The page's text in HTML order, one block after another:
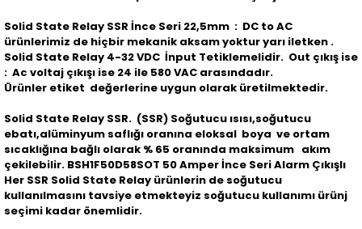
Solid State Relay SSR İnce Seri 22,5mm : DC to AC
ürünlerimiz de hiçbir mekanik aksam yoktur yarı iletken .
Solid State Relay 4-32 VDC İnput Tetiklemelidir. Out çıkış ise
: Ac voltaj çıkışı ise 24 ile 580 VAC arasındadır.
Ürünler etiket değerlerine uygun olarak üretilmektedir.
Solid State Relay SSR. (SSR) Soğutucu ısısı,soğutucu
ebatı,alüminyum saflığı oranına eloksal boya ve ortam
sıcaklığına bağlı olarak % 65 oranında maksimum akım
çekilebilir. BSH1F50D58SOT 50 Amper İnce Seri Alarm Çıkışlı
Her SSR Solid State Relay ürünlerin de soğutucu
kullanılmasını tavsiye etmekteyiz soğutucu kullanımı ürünj
seçimi kadar önemlidir.